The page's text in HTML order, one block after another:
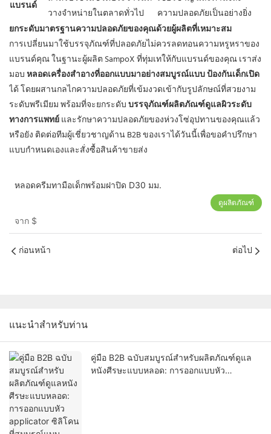
แบรนด์
วางจำหน่ายในตลาดทั่วไป
ความปลอดภัยเป็นอย่างยิ่ง
ยกระดับมาตรฐานความปลอดภัยของคุณด้วยผู้ผลิตที่เหมาะสม
การเปลี่ยนมาใช้บรรจุภัณฑ์ที่ปลอดภัยไม่ควรลดทอนความหรูหราของ
แบรนด์คุณ ในฐานะผู้ผลิต SampoX ที่ทุ่มเทให้กับแบรนด์ของคุณ เราส่ง
มอบหลอดเครื่องสำอางที่ออกแบบมาอย่างสมบูรณ์แบบ ป้องกันเด็กเปิด
ได้ โดยผสานกลไกความปลอดภัยที่เข้มงวดเข้ากับรูปลักษณ์ที่สวยงาม
ระดับพรีเมียม พร้อมที่จะยกระดับบรรจุภัณฑ์ผลิตภัณฑ์ดูแลผิวระดับ
ทางการแพทย์และรักษาความปลอดภัยของห่วงโซ่อุปทานของคุณแล้ว
หรือยัง ติดต่อทีมผู้เชี่ยวชาญด้าน B2B ของเราได้วันนี้เพื่อขอคำปรึกษา
แบบกำหนดเองและสั่งซื้อสินค้าขายส่ง
หลอดครีมทามือเด็กพร้อมฝาปิด D30 มม.
จาก $
ดูผลิตภัณฑ์
ก่อนหน้า ต่อไป
แนะนำสำหรับท่าน
คู่มือ B2B ฉบับสมบูรณ์สำหรับผลิตภัณฑ์ดูแล
หนังศีรษะแบบหลอด: การออกแบบหัว